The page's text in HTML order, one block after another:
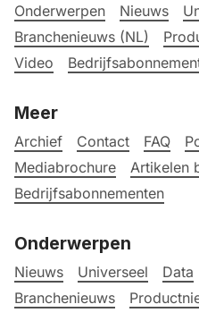
Onderwerpen Nieuws
Branchenieuws (NL)
Video
Meer
Archief Contact FAQ
Mediabrochure
Artikelen
Bedrijfsabonnementen
Onderwerpen
Nieuws Universeel Data
Branchenieuws